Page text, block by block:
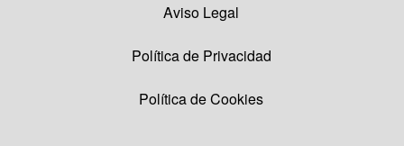
Aviso Legal
Política de Privacidad
Política de Cookies